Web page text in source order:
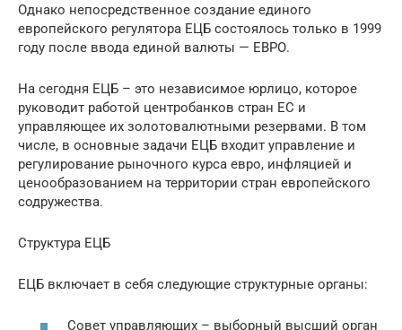
Однако непосредственное создание единого
европейского регулятора ЕЦБ состоялось только в 1999
году после ввода единой валюты — ЕВРО.
На сегодня ЕЦБ – это независимое юрлицо, которое
руководит работой центробанков стран ЕС и
управляющее их золотовалютными резервами. В том
числе, в основные задачи ЕЦБ входит управление и
регулирование рыночного курса евро, инфляцией и
ценообразованием на территории стран европейского
содружества.
Структура ЕЦБ
ЕЦБ включает в себя следующие структурные органы:
Совет управляющих – выборный высший орган